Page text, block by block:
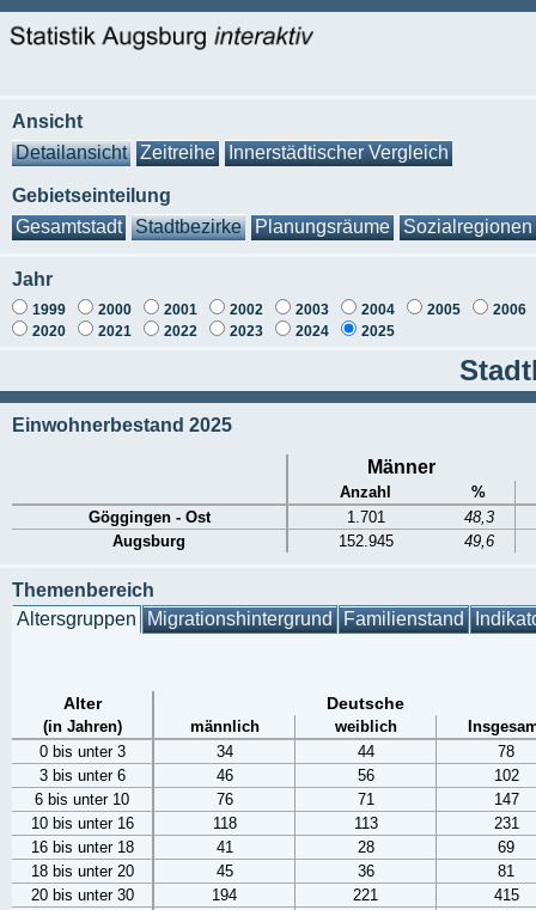
Ansicht
Detailansicht
Zeitreihe Innerstädtischer Vergleich
Gebietseinteilung
Gesamtstadt
Stadtbezirke Planungsräume Sozialregionen
Jahr
1999 2000 2001 2002 2003 2004 2005
2006
2020
2021 2022 2023 2024 2025
Einwohnerbestand 2025
Männer
Anzahl
%
Göggingen - Ost
1.701
48,3
Augsburg
152.945 49,6
Themenbereich
Altersgruppen Migrationshintergrund Familienstand
Alter Deutsche
(in Jahren) männlich weiblich
0 bis unter 3
34 44
78
3 bis unter 6
46 56
102
6 bis unter 10
76 71
147
10 bis unter 16
118 113
231
16 bis unter 18
41 28
69
18 bis unter 20
45 36
81
20 bis unter 30
194 221
415